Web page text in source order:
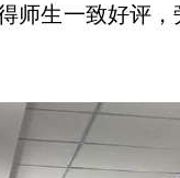
师生一致好评，